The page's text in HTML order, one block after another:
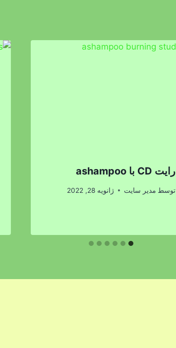
رایت CD با ashampoo
توسط مدیر سایت ژانویه 28, 2022